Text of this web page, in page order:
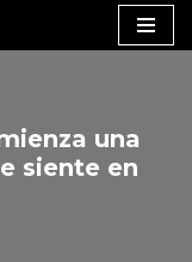
una
siente en